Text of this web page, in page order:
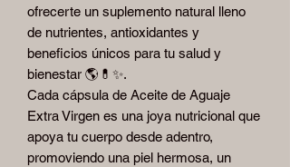
ofrecerte un suplemento natural lleno
de nutrientes, antioxidantes y
beneficios únicos para tu salud y
bienestar 🌎💊✨.
Cada cápsula de Aceite de Aguaje
Extra Virgen es una joya nutricional que
apoya tu cuerpo desde adentro,
promoviendo una piel hermosa, un